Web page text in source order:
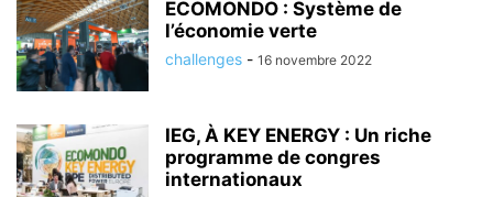
ECOMONDO : Système de
l’économie verte
challenges - 16 novembre 2022
IEG, À KEY ENERGY : Un riche
programme de congres
internationaux